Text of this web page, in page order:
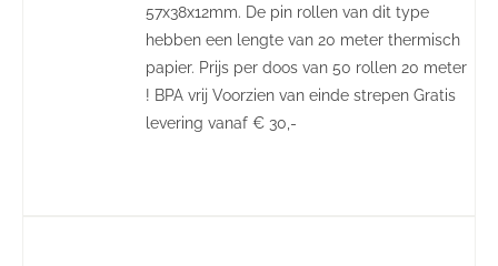
57x38x12mm. De pin rollen van dit type
hebben een lengte van 20 meter thermisch
papier. Prijs per doos van 50 rollen 20 meter
! BPA vrij Voorzien van einde strepen Gratis
levering vanaf € 30,-